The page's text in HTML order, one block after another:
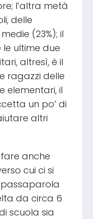
l’altra metà
delle
(23%); il
le ultime due
altresì, è il
ragazzi delle
elementari, il
un po’ di
altri
fare anche
cui ci si
da circa 6
scuola sia